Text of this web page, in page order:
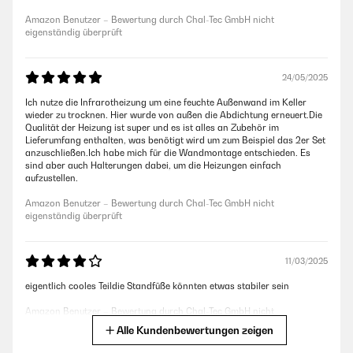
Amazon Benutzer – Bewertung durch Chal-Tec GmbH nicht
eigenständig überprüft
24/05/2025
Ich nutze die Infrarotheizung um eine feuchte Außenwand im Keller
wieder zu trocknen. Hier wurde von außen die Abdichtung erneuert.Die
Qualität der Heizung ist super und es ist alles an Zubehör im
Lieferumfang enthalten, was benötigt wird um zum Beispiel das 2er Set
anzuschließen.Ich habe mich für die Wandmontage entschieden. Es
sind aber auch Halterungen dabei, um die Heizungen einfach
aufzustellen.
Amazon Benutzer – Bewertung durch Chal-Tec GmbH nicht
eigenständig überprüft
11/03/2025
eigentlich cooles Teildie Standfüße könnten etwas stabiler sein
Amazon Benutzer – Bewertung durch Chal-Tec GmbH nicht
eigenständig überprüftAlle Kundenbewertungen zeigen